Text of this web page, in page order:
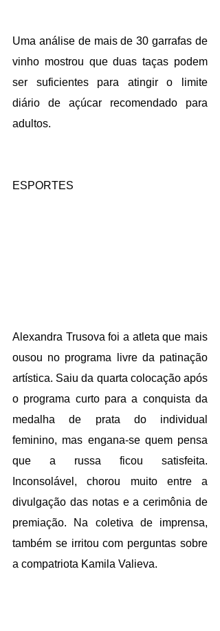
Uma análise de mais de 30 garrafas de
vinho mostrou que duas taças podem
ser suficientes para atingir o limite
diário de açúcar recomendado para
adultos.
ESPORTES
Alexandra Trusova foi a atleta que mais
ousou no programa livre da patinação
artística. Saiu da quarta colocação após
o programa curto para a conquista da
medalha de prata do individual
feminino, mas engana-se quem pensa
que a russa ficou satisfeita.
Inconsolável, chorou muito entre a
divulgação das notas e a cerimônia de
premiação. Na coletiva de imprensa,
também se irritou com perguntas sobre
a compatriota Kamila Valieva.